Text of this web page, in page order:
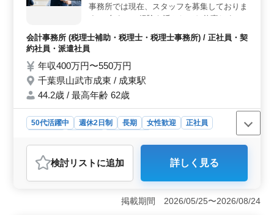
＜研修制度とスキルアップの支援＞ 税理士志望の方を
歓迎し、入社後は研修や資格取得のサポートが充実して
ため、長期的な成長を目指す方に適した職場です。経験
豊富なスタッフが揃う環境で、実務経験を活かしつつ、
さらなる専門性を磨くことができます。
事務所では現在、スタッフを募集しておりま
す。 今までの経験を活かしてお仕事しませ
成 ・月次帳簿作成及びチェック ・決算書の
作成 ・経営計画の策定 ・個人確定申告書の
作成 など付随する業務 〜ここがポイント〜
・30代〜50代のスタッフが在籍中 ・会計
ソフト：JDL、ビズアップ発展会計、弥生会
んどん成長していきたい方！ ぜひ一緒に働
きませんか？ スタッフ一同、ご応募お待ち
会計事務所 (税理士補助・税理士・税理士事務所) / 正社員・契
約社員・派遣社員
年収400万円〜550万円
千葉県山武市成東 / 成東駅
44.2歳 / 最高年齢 62歳
50代活躍中 週休2日制 長期 女性歓迎
正社員
おすすめポイント
＜経験を活かすチャンス＞ 山武市の税理士事務所で
は、会計事務所での経験が5年以上ある方を募集していま
す。法人税申告書の作成や月次帳簿作成、決算書の作成
など、幅広い業務に携わることが可能です。 ＜働き
検討リスト に追加 詳しく見る
掲載期間 2026/05/25〜2026/08/24